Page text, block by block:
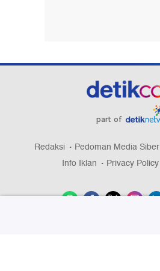
part of
Redaksi Pedoman Media Siber
Info Iklan
Privacy Policy